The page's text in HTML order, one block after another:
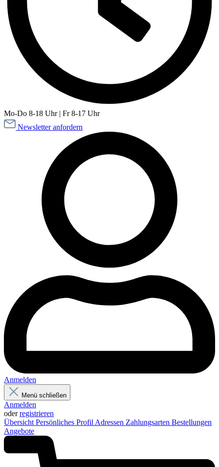
Mo-Do 8-18 Uhr | Fr 8-17 Uhr
Newsletter anfordern
Anmelden
Menü schließen
Anmelden
oderregistrieren
Übersicht Persönliches Profil Adressen Zahlungsarten Bestellungen
Angebote